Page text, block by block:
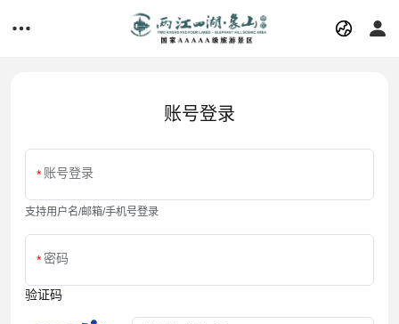
账号登录
账号登录
支持用户名/邮箱/手机号登录
密码
验证码